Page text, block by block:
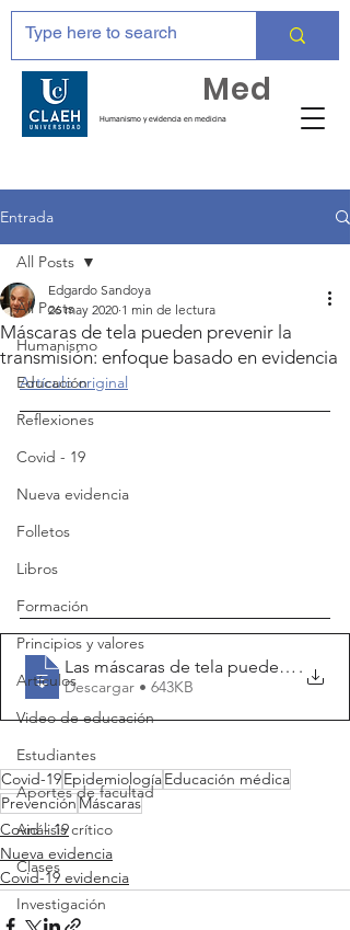
Humanismo y evidencia en medicina
Med
Entrada
All Posts
Humanismo
Educación
Reflexiones
Covid - 19
Nueva evidencia
Folletos
Libros
Formación
Principios y valores
Artículos
Video de educación
Estudiantes
Aportes de facultad
Análisis crítico
Clases
Investigación
All Posts
Máscaras de tela pueden prevenir la
transmisión: enfoque basado en evidencia
Edgardo Sandoya
26 may 2020 1 min de lectura
Artículo original
Las máscaras de tela pueden prevenir
.
Descargar • 643KB
Covid-19EpidemiologíaEducación médica
PrevenciónMáscaras
Covid - 19
Nueva evidencia
Covid-19 evidencia